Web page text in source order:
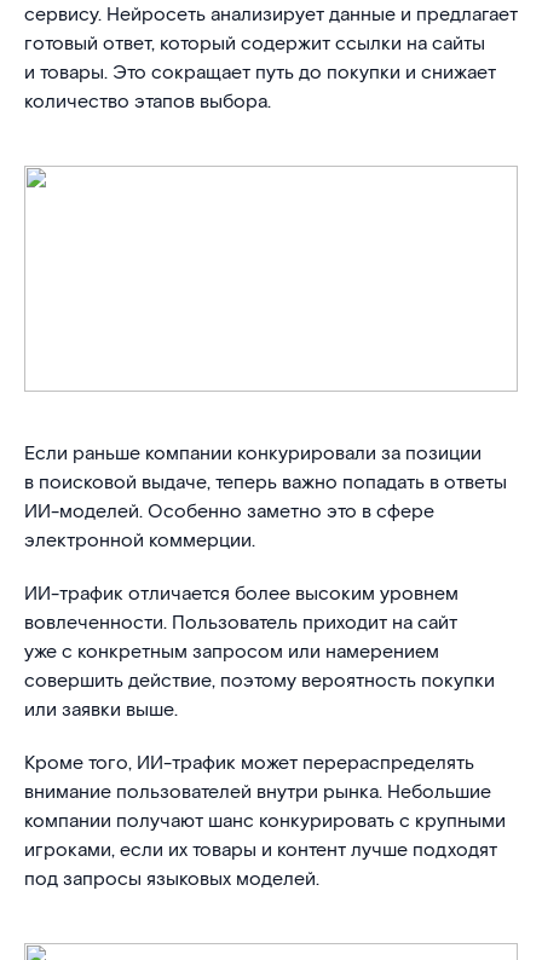
сервису. Нейросеть анализирует данные и предлагает
готовый ответ, который содержит ссылки на сайты
и товары. Это сокращает путь до покупки и снижает
количество этапов выбора.
Если раньше компании конкурировали за позиции
в поисковой выдаче, теперь важно попадать в ответы
ИИ-моделей. Особенно заметно это в сфере
электронной коммерции.
ИИ-трафик отличается более высоким уровнем
вовлеченности. Пользователь приходит на сайт
уже с конкретным запросом или намерением
совершить действие, поэтому вероятность покупки
или заявки выше.
Кроме того, ИИ-трафик может перераспределять
внимание пользователей внутри рынка. Небольшие
компании получают шанс конкурировать с крупными
игроками, если их товары и контент лучше подходят
под запросы языковых моделей.